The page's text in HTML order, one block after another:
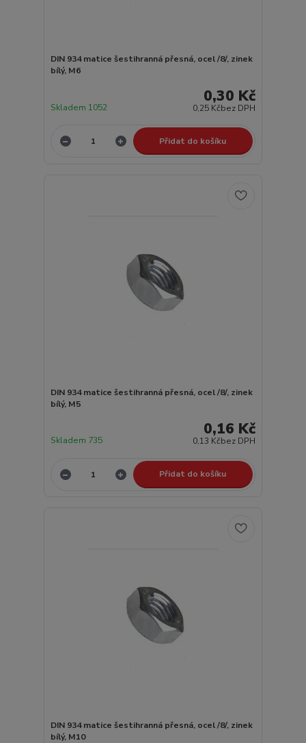
DIN 934 matice šestihranná přesná, ocel /8/, zinek
bílý, M6
0,30 Kč
0,25 Kčbez DPH
Skladem 1052
Přidat do košíku
DIN 934 matice šestihranná přesná, ocel /8/, zinek
bílý, M5
0,16 Kč
0,13 Kčbez DPH
Skladem 735
Přidat do košíku
DIN 934 matice šestihranná přesná, ocel /8/, zinek
bílý, M10